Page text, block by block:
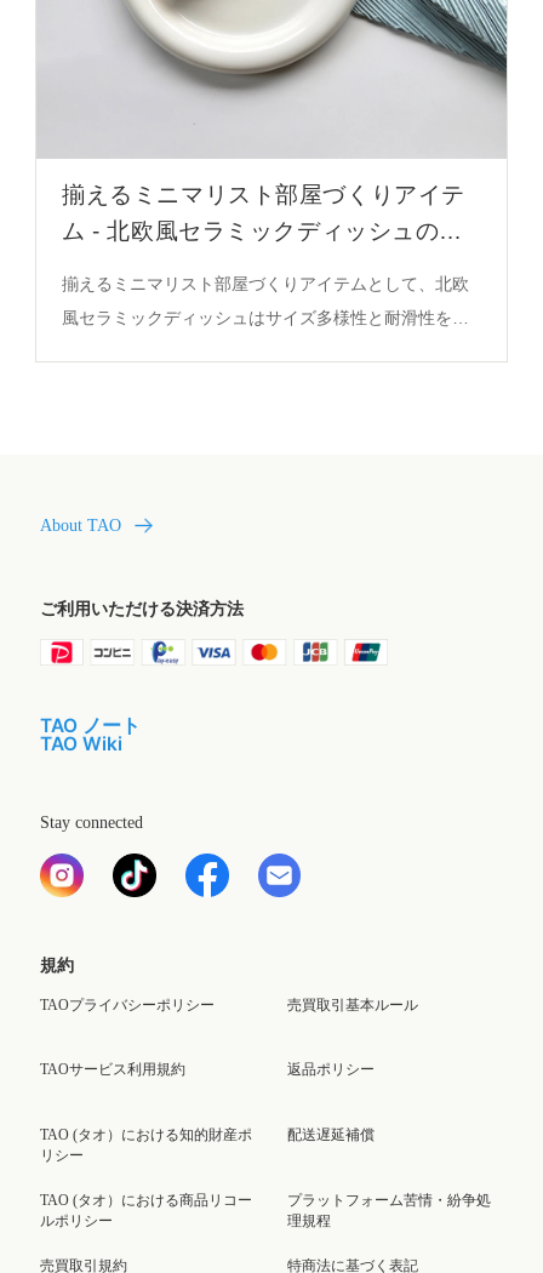
揃えるミニマリスト部屋づくりアイテ
ム - 北欧風セラミックディッシュの機
揃えるミニマリスト部屋づくりアイテムとして、北欧
風セラミックディッシュはサイズ多様性と耐滑性を備
About TAO
ご利用いただける決済方法
TAO ノート
TAO Wiki
Stay connected
規約
TAOプライバシーポリシー
TAOサービス利用規約
TAO (タオ）における知的財産ポ
リシー
TAO (タオ）における商品リコー
ルポリシー
売買取引規約
売買取引基本ルール
返品ポリシー
配送遅延補償
プラットフォーム苦情・紛争処
理規程
特商法に基づく表記